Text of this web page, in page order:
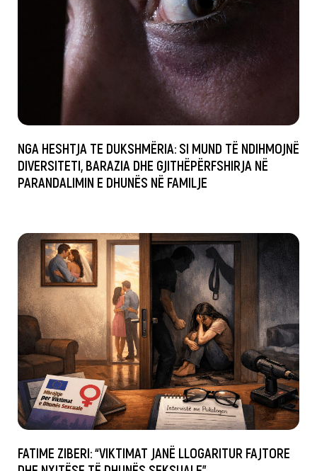
NGA HESHTJA TE DUKSHMËRIA: SI MUND TË NDIHMOJNË
DIVERSITETI, BARAZIA DHE GJITHËPËRFSHIRJA NË
PARANDALIMIN E DHUNËS NË FAMILJE
FATIME ZIBERI: “VIKTIMAT JANË LLOGARITUR FAJTORE